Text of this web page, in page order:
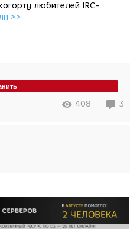
любителей IRC-
>>
408 3